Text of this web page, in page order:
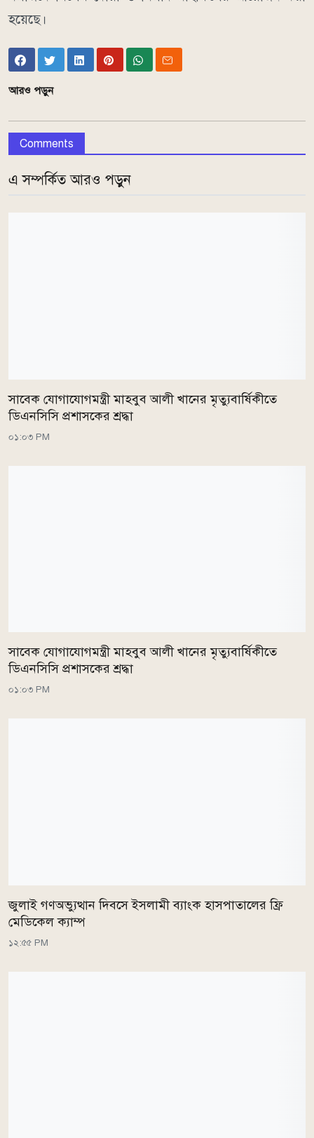
হয়েছে।
আরও পড়ুন
Comments
এ সম্পর্কিত আরও পড়ুন
সাবেক যোগাযোগমন্ত্রী মাহবুব আলী খানের মৃত্যুবার্ষিকীতে
ডিএনসিসি প্রশাসকের শ্রদ্ধা
০১:০৩ PM
সাবেক যোগাযোগমন্ত্রী মাহবুব আলী খানের মৃত্যুবার্ষিকীতে
ডিএনসিসি প্রশাসকের শ্রদ্ধা
০১:০৩ PM
জুলাই গণঅভ্যুত্থান দিবসে ইসলামী ব্যাংক হাসপাতালের ফ্রি
মেডিকেল ক্যাম্প
১২:৫৫ PM